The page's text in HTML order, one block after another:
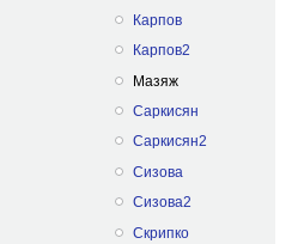
Карпов
Карпов2
Мазяж
Саркисян
Саркисян2
Сизова
Сизова2
Скрипко